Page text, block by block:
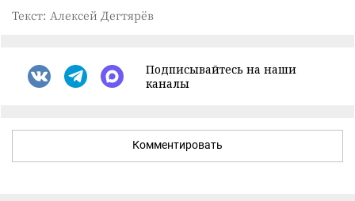
Текст: Алексей Дегтярёв
Подписывайтесь на наши
каналы
Комментировать